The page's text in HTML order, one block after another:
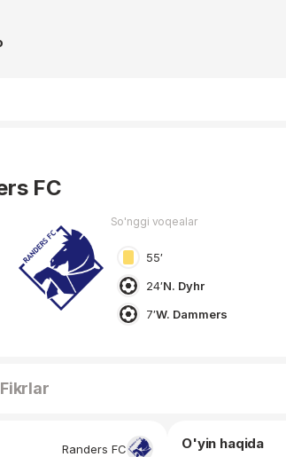
FC
So'nggi voqealar
55′
24′N. Dyhr
7′W. Dammers
Fikrlar
Randers FC O'yin haqida